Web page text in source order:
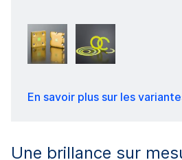
En savoir plus sur les
Une brillance sur